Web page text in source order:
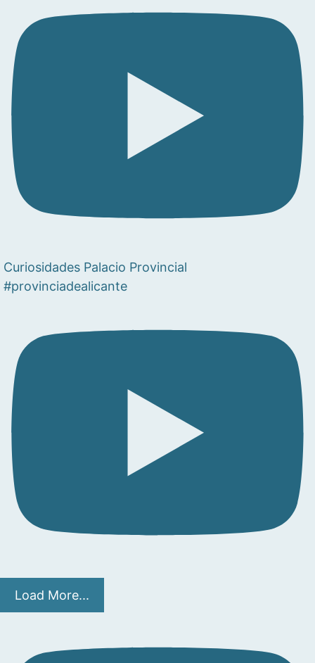
Curiosidades Palacio Provincial
#provinciadealicante
Load More...